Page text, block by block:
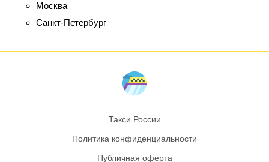
Москва
Санкт-Петербург
Такси России
Политика конфиденциальности
Публичная оферта